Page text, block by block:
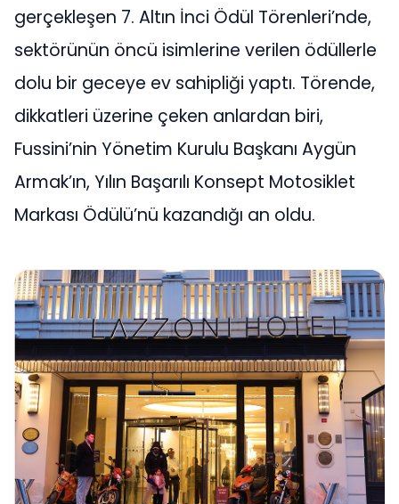
gerçekleşen 7. Altın İnci Ödül Törenleri’nde,
sektörünün öncü isimlerine verilen ödüllerle
dolu bir geceye ev sahipliği yaptı. Törende,
dikkatleri üzerine çeken anlardan biri,
Fussini’nin Yönetim Kurulu Başkanı Aygün
Armak’ın, Yılın Başarılı Konsept Motosiklet
Markası Ödülü’nü kazandığı an oldu.